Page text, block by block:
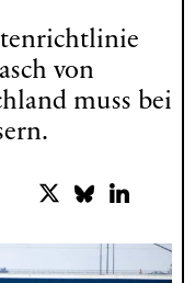
von
muss bei